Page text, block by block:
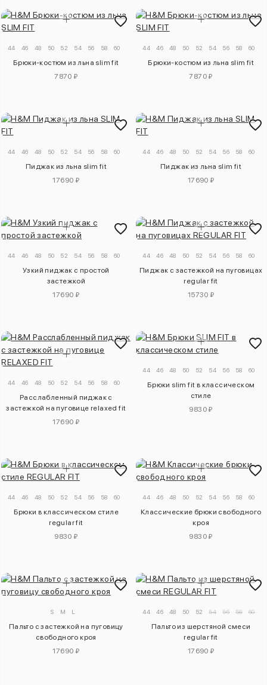
44 46 48 50 52 54 56 58 60
Брюки-костюм из льна slim fit
7870 ₽
44 46 48 50 52 54 56 58 60
Брюки-костюм из льна slim fit
7870 ₽
44 46 48 50 52 54 56 58 60
Пиджак из льна slim fit
17690 ₽
44 46 48 50 52 54 56 58 60
Пиджак из льна slim fit
17690 ₽
44 46 48 50 52 54 56 58 60
Узкий пиджак с простой
застежкой
17690 ₽
44 46 48 50 52 54 56 58 60
Пиджак с застежкой на пуговицах
regular fit
15730 ₽
44 46 48 50 52 54 56 58 60
Расслабленный пиджак с
застежкой на пуговице relaxed fit
17690 ₽
44 46 48 50 52 54 56 58 60
Брюки slim fit в классическом
стиле
9830 ₽
44 46 48 50 52 54 56 58 60
Брюки в классическом стиле
regular fit
9830 ₽
44 46 48 50 52 54 56 58 60
Классические брюки свободного
кроя
9830 ₽
S M L
Пальто с застежкой на пуговицу
свободного кроя
17690 ₽
44 46 48 50 52 54 56 58 60
Пальто из шерстяной смеси
regular fit
17690 ₽